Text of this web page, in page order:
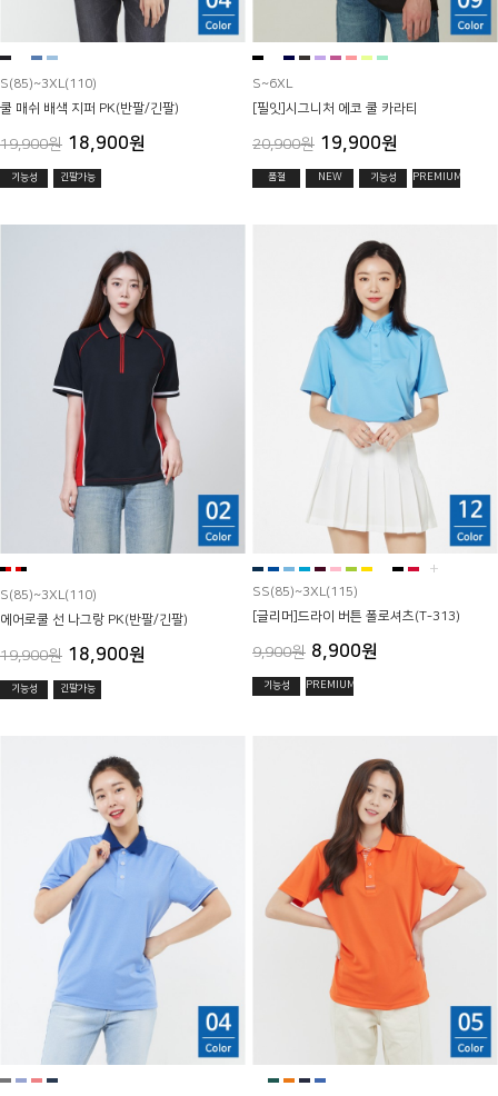
S(85)~3XL(110)
쿨 매쉬 배색 지퍼 PK(반팔/긴팔)
19,900원 18,900원
기능성 긴팔가능
S~6XL
[필잇]시그니처 에코 쿨 카라티
20,900원 19,900원
품절 NEW 기능성 PREMIUM
S(85)~3XL(110)
에어로쿨 선 나그랑 PK(반팔/긴팔)
19,900원 18,900원
기능성 긴팔가능
+
SS(85)~3XL(115)
[글리머]드라이 버튼 폴로셔츠(T-313)
9,900원 8,900원
기능성 PREMIUM